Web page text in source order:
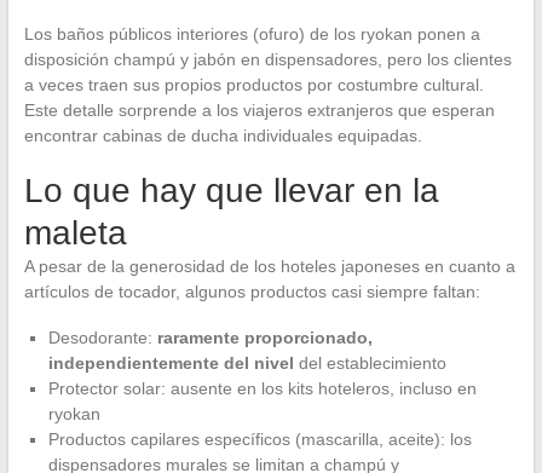
Los baños públicos interiores (ofuro) de los ryokan ponen a
disposición champú y jabón en dispensadores, pero los clientes
a veces traen sus propios productos por costumbre cultural.
Este detalle sorprende a los viajeros extranjeros que esperan
encontrar cabinas de ducha individuales equipadas.
Lo que hay que llevar en la
maleta
A pesar de la generosidad de los hoteles japoneses en cuanto a
artículos de tocador, algunos productos casi siempre faltan:
Desodorante: raramente proporcionado,
independientemente del nivel del establecimiento
Protector solar: ausente en los kits hoteleros, incluso en
ryokan
Productos capilares específicos (mascarilla, aceite): los
dispensadores murales se limitan a champú y